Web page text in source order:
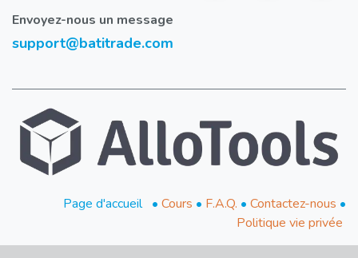
Envoyez-nous un message
support@batitrade.com
​Page d'accueil • Cours • F.A.Q. • Contactez-nous •
Politique vie privée